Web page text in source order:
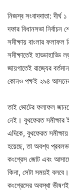
নিজস্ব সংবাদদাতা:
দফার বিধানসভা
সমীক্ষায় বাংলার
সমীক্ষাতেই হাড্ডাহাড্ডি
জায়গাতেই রাজ্যের
কোনও পক্ষই ২৯৪ আসনের
তাই ভোটের ফলাফল
নেই। বুথফেরত সমীক্ষার
এদিকে, বুথফেরত
হয়েছে, তা অবশ্য
কংগ্রেস জোট এবং
কিনা, সেটা সময়ই
কংগ্রেসের অবস্থা ভীষণই